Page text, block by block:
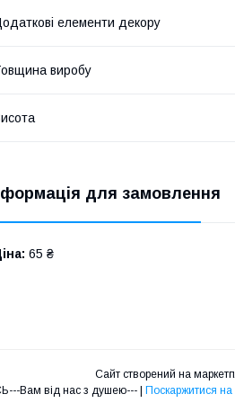
елементи декору
виробу
для замовлення
65 ₴
Сайт створений на
Поскаржитися на